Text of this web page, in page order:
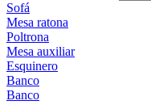
Sofá
Mesa ratona
Poltrona
Mesa auxiliar
Esquinero
Banco
Banco